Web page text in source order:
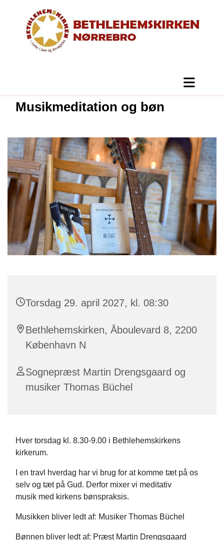
Musikmeditation og bøn
Torsdag 29. april 2027, kl. 08:30
Bethlehemskirken, Åboulevard 8, 2200
København N
Sognepræst Martin Drengsgaard og
musiker Thomas Büchel
Hver torsdag kl. 8.30-9.00 i Bethlehemskirkens
kirkerum.
I en travl hverdag har vi brug for at komme tæt på os
selv og tæt på Gud. Derfor mixer vi meditativ
musik med kirkens bønspraksis.
Musikken bliver ledt af: Musiker Thomas Büchel
Bønnen bliver ledt af: Præst Martin Drengsgaard